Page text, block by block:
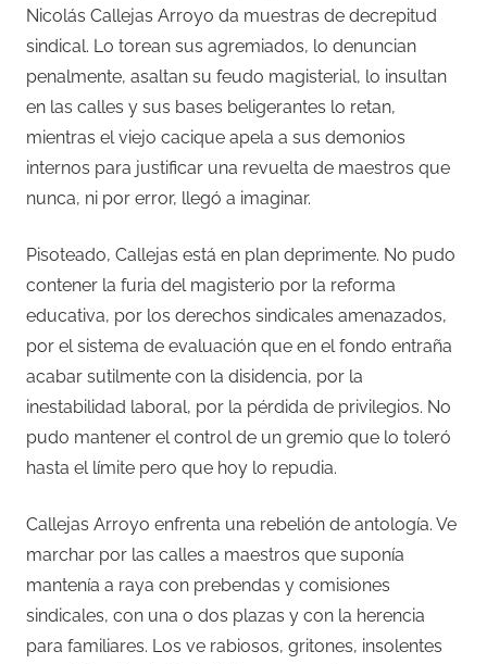
Nicolás Callejas Arroyo da muestras de decrepitud
sindical. Lo torean sus agremiados, lo denuncian
penalmente, asaltan su feudo magisterial, lo insultan
en las calles y sus bases beligerantes lo retan,
mientras el viejo cacique apela a sus demonios
internos para justificar una revuelta de maestros que
nunca, ni por error, llegó a imaginar.
Pisoteado, Callejas está en plan deprimente. No pudo
contener la furia del magisterio por la reforma
educativa, por los derechos sindicales amenazados,
por el sistema de evaluación que en el fondo entraña
acabar sutilmente con la disidencia, por la
inestabilidad laboral, por la pérdida de privilegios. No
pudo mantener el control de un gremio que lo toleró
hasta el límite pero que hoy lo repudia.
Callejas Arroyo enfrenta una rebelión de antología. Ve
marchar por las calles a maestros que suponía
mantenía a raya con prebendas y comisiones
sindicales, con una o dos plazas y con la herencia
para familiares. Los ve rabiosos, gritones, insolentes